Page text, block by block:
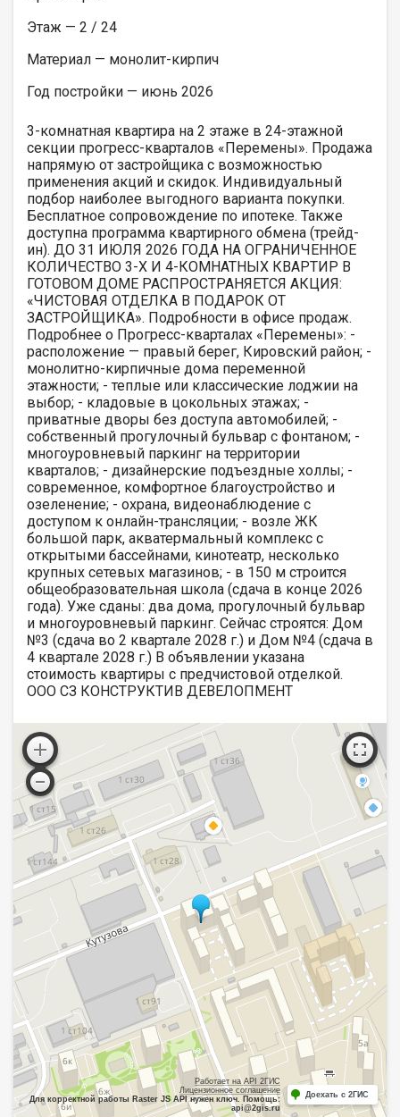
Этаж — 2 / 24
Материал — монолит-кирпич
Год постройки — июнь 2026
3-комнатная квартира на 2 этаже в 24-этажной
секции прогресс-кварталов «Перемены». Продажа
напрямую от застройщика с возможностью
применения акций и скидок. Индивидуальный
подбор наиболее выгодного варианта покупки.
Бесплатное сопровождение по ипотеке. Также
доступна программа квартирного обмена (трейд-
ин). ДО 31 ИЮЛЯ 2026 ГОДА НА ОГРАНИЧЕННОЕ
КОЛИЧЕСТВО 3-Х И 4-КОМНАТНЫХ КВАРТИР В
ГОТОВОМ ДОМЕ РАСПРОСТРАНЯЕТСЯ АКЦИЯ:
«ЧИСТОВАЯ ОТДЕЛКА В ПОДАРОК ОТ
ЗАСТРОЙЩИКА». Подробности в офисе продаж.
Подробнее о Прогресс-кварталах «Перемены»: -
расположение — правый берег, Кировский район; -
монолитно-кирпичные дома переменной
этажности; - теплые или классические лоджии на
выбор; - кладовые в цокольных этажах; -
приватные дворы без доступа автомобилей; -
собственный прогулочный бульвар с фонтаном; -
многоуровневый паркинг на территории
кварталов; - дизайнерские подъездные холлы; -
современное, комфортное благоустройство и
озеленение; - охрана, видеонаблюдение с
доступом к онлайн-трансляции; - возле ЖК
большой парк, акватермальный комплекс с
открытыми бассейнами, кинотеатр, несколько
крупных сетевых магазинов; - в 150 м строится
общеобразовательная школа (сдача в конце 2026
года). Уже сданы: два дома, прогулочный бульвар
и многоуровневый паркинг. Сейчас строятся: Дом
№3 (сдача во 2 квартале 2028 г.) и Дом №4 (сдача в
4 квартале 2028 г.) В объявлении указана
стоимость квартиры с предчистовой отделкой.
ООО СЗ КОНСТРУКТИВ ДЕВЕЛОПМЕНТ
Работает на API 2ГИС
Лицензионное соглашение
Для корректной работы Raster JS API нужен ключ. Помощь:
api@2gis.ru
Доехать с 2ГИС